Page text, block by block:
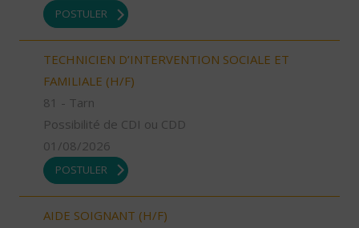
POSTULER
TECHNICIEN D’INTERVENTION SOCIALE ET
FAMILIALE (H/F)
81 - Tarn
Possibilité de CDI ou CDD
01/08/2026
POSTULER
AIDE SOIGNANT (H/F)